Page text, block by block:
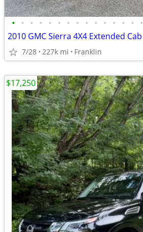
• • • • • • • • • • • • • • •
2010 GMC Sierra 4X4 Extended Cab
7/28 227k mi Franklin
$17,250